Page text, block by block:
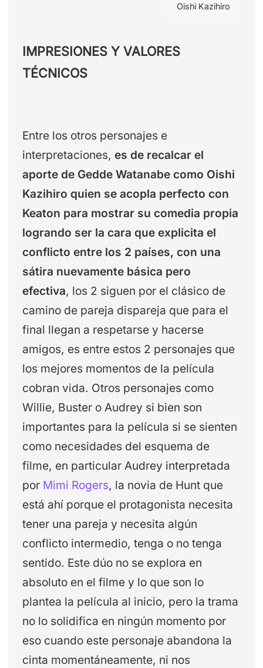
Oishi Kazihiro
IMPRESIONES Y VALORES
TÉCNICOS
Entre los otros personajes e
interpretaciones, es de recalcar el
aporte de Gedde Watanabe como Oishi
Kazihiro quien se acopla perfecto con
Keaton para mostrar su comedia propia
logrando ser la cara que explicita el
conflicto entre los 2 países, con una
sátira nuevamente básica pero
efectiva, los 2 siguen por el clásico de
camino de pareja dispareja que para el
final llegan a respetarse y hacerse
amigos, es entre estos 2 personajes que
los mejores momentos de la película
cobran vida. Otros personajes como
Willie, Buster o Audrey si bien son
importantes para la película si se sienten
como necesidades del esquema de
filme, en particular Audrey interpretada
por Mimi Rogers, la novia de Hunt que
está ahí porque el protagonista necesita
tener una pareja y necesita algún
conflicto intermedio, tenga o no tenga
sentido. Este dúo no se explora en
absoluto en el filme y lo que son lo
plantea la película al inicio, pero la trama
no lo solidifica en ningún momento por
eso cuando este personaje abandona la
cinta momentáneamente, ni nos